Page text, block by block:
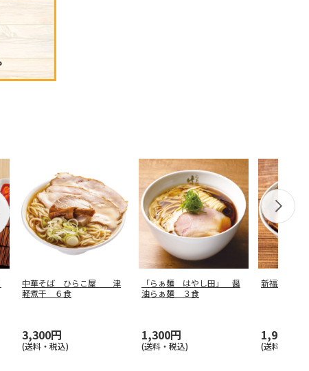
中華そば ひらこ屋 津
軽煮干 ６食
3,300円
(送料・税込)
「らぁ麺 はやし田」 醤
油らぁ麺 ３食
1,300円
(送料・税込)
新福菜館本
1,980円
(送料・税込)